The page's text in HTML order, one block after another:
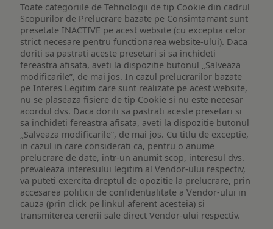
Toate categoriile de Tehnologii de tip Cookie din cadrul
Scopurilor de Prelucrare bazate pe Consimtamant sunt
presetate INACTIVE pe acest website (cu exceptia celor
strict necesare pentru functionarea website-ului). Daca
doriti sa pastrati aceste presetari si sa inchideti
fereastra afisata, aveti la dispozitie butonul „Salveaza
modificarile”, de mai jos. In cazul prelucrarilor bazate
pe Interes Legitim care sunt realizate pe acest website,
nu se plaseaza fisiere de tip Cookie si nu este necesar
acordul dvs. Daca doriti sa pastrati aceste presetari si
sa inchideti fereastra afisata, aveti la dispozitie butonul
„Salveaza modificarile”, de mai jos. Cu titlu de exceptie,
in cazul in care considerati ca, pentru o anume
prelucrare de date, intr-un anumit scop, interesul dvs.
prevaleaza interesului legitim al Vendor-ului respectiv,
va puteti exercita dreptul de opozitie la prelucrare, prin
accesarea politicii de confidentialitate a Vendor-ului in
cauza (prin click pe linkul aferent acesteia) si
transmiterea cererii sale direct Vendor-ului respectiv.